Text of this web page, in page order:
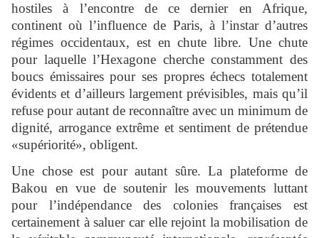
hostiles à l’encontre de ce dernier en Afrique,
continent où l’influence de Paris, à l’instar d’autres
régimes occidentaux, est en chute libre. Une chute
pour laquelle l’Hexagone cherche constamment des
boucs émissaires pour ses propres échecs totalement
évidents et d’ailleurs largement prévisibles, mais qu’il
refuse pour autant de reconnaître avec un minimum de
dignité, arrogance extrême et sentiment de prétendue
«supériorité», obligent.
Une chose est pour autant sûre. La plateforme de
Bakou en vue de soutenir les mouvements luttant
pour l’indépendance des colonies françaises est
certainement à saluer car elle rejoint la mobilisation de